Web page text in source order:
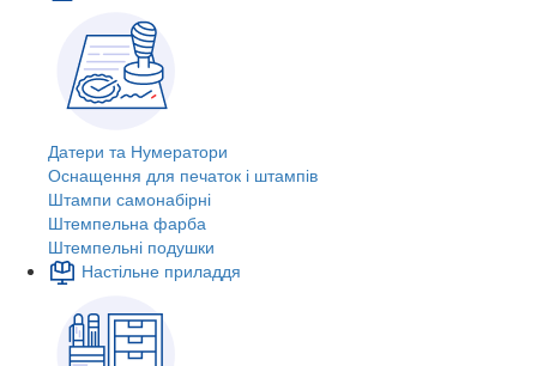
Датери та Нумератори
Оснащення для печаток і штампів
Штампи самонабірні
Штемпельна фарба
Штемпельні подушки
Настільне приладдя